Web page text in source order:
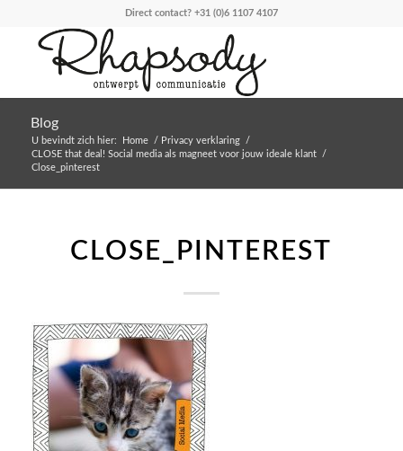
Direct contact? +31 (0)6 1107 4107
Blog
U bevindt zich hier: Home / Privacy verklaring
/
CLOSE that deal! Social media als magneet voor jouw ideale klant
/
Close_pinterest
CLOSE_PINTEREST